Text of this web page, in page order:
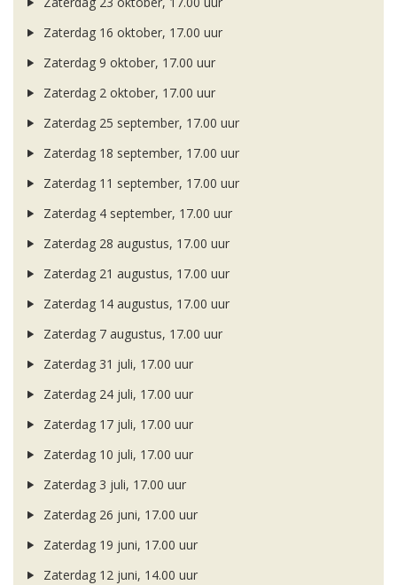
Zaterdag 16 oktober, 17.00 uur
Zaterdag 9 oktober, 17.00 uur
Zaterdag 2 oktober, 17.00 uur
Zaterdag 25 september, 17.00 uur
Zaterdag 18 september, 17.00 uur
Zaterdag 11 september, 17.00 uur
Zaterdag 4 september, 17.00 uur
Zaterdag 28 augustus, 17.00 uur
Zaterdag 21 augustus, 17.00 uur
Zaterdag 14 augustus, 17.00 uur
Zaterdag 7 augustus, 17.00 uur
Zaterdag 31 juli, 17.00 uur
Zaterdag 24 juli, 17.00 uur
Zaterdag 17 juli, 17.00 uur
Zaterdag 10 juli, 17.00 uur
Zaterdag 3 juli, 17.00 uur
Zaterdag 26 juni, 17.00 uur
Zaterdag 19 juni, 17.00 uur
Zaterdag 12 juni, 14.00 uur